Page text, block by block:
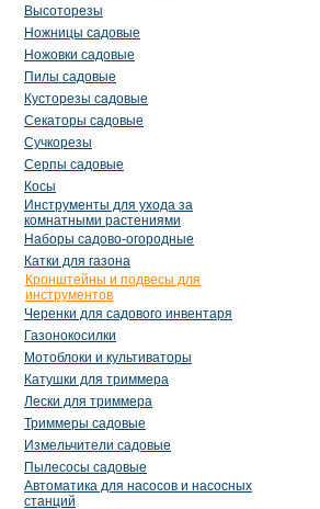
Высоторезы
Ножницы садовые
Ножовки садовые
Пилы садовые
Кусторезы садовые
Секаторы садовые
Сучкорезы
Серпы садовые
Косы
Инструменты для ухода за
комнатными растениями
Наборы садово-огородные
Катки для газона
Кронштейны и подвесы для
инструментов
Черенки для садового инвентаря
Газонокосилки
Мотоблоки и культиваторы
Катушки для триммера
Лески для триммера
Триммеры садовые
Измельчители садовые
Пылесосы садовые
Автоматика для насосов и насосных
станций